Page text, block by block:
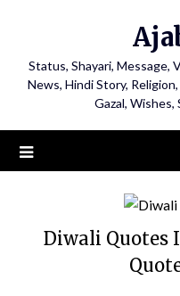
Status, Shayari, Message,
News, Hindi Story,
Gazal,
Diwali Quotes